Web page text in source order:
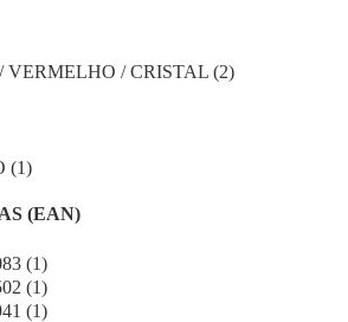
VERMELHO / CRISTAL (2)
(1)
(EAN)
(1)
(1)
(1)